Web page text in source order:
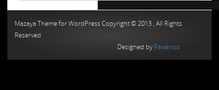
Mazaya Theme for WordPress Copyright © 2013 , All Rights
Reserved
Designed by Fawaniss